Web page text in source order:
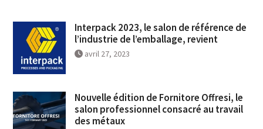
Interpack 2023, le salon de référence de
l’industrie de l’emballage, revient
avril 27, 2023
Nouvelle édition de Fornitore Offresi, le
salon professionnel consacré au travail
des métaux